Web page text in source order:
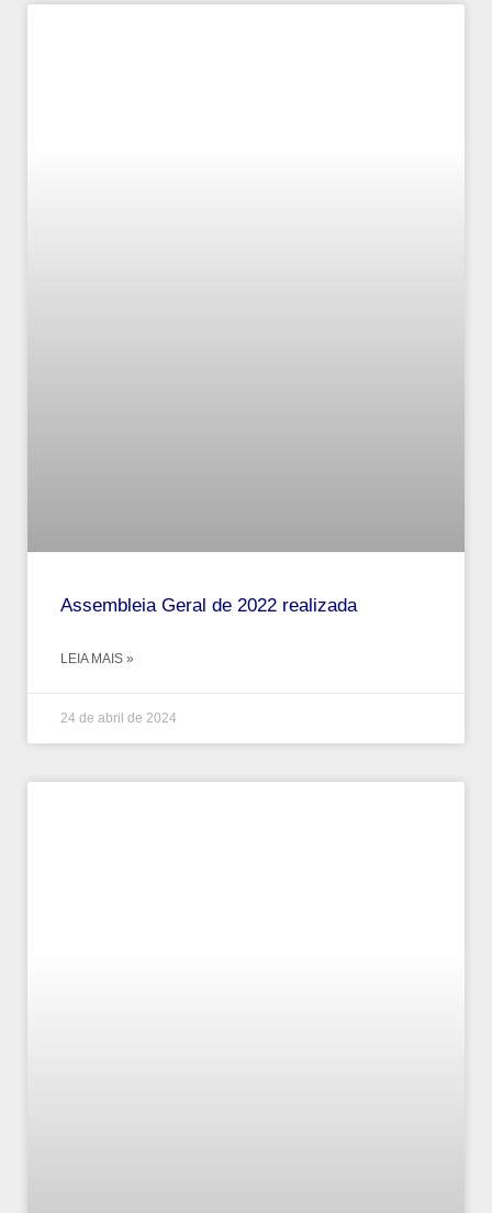
Assembleia Geral de 2022 realizada
LEIA MAIS »
24 de abril de 2024